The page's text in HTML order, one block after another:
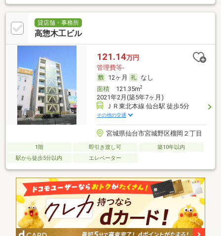
貸店舗・事務所
高惣木工ビル
121.14万円
管理費等-
12ヶ月
なし
面積121.35m2
2021年2月(築5年7ヶ月)
ＪＲ東北本線 仙台駅 徒歩5分
その他の交通
宮城県仙台市宮城野区榴岡２丁目
1階 即引き渡し可
築10年以内
駅から徒歩5分以内
エレベーター